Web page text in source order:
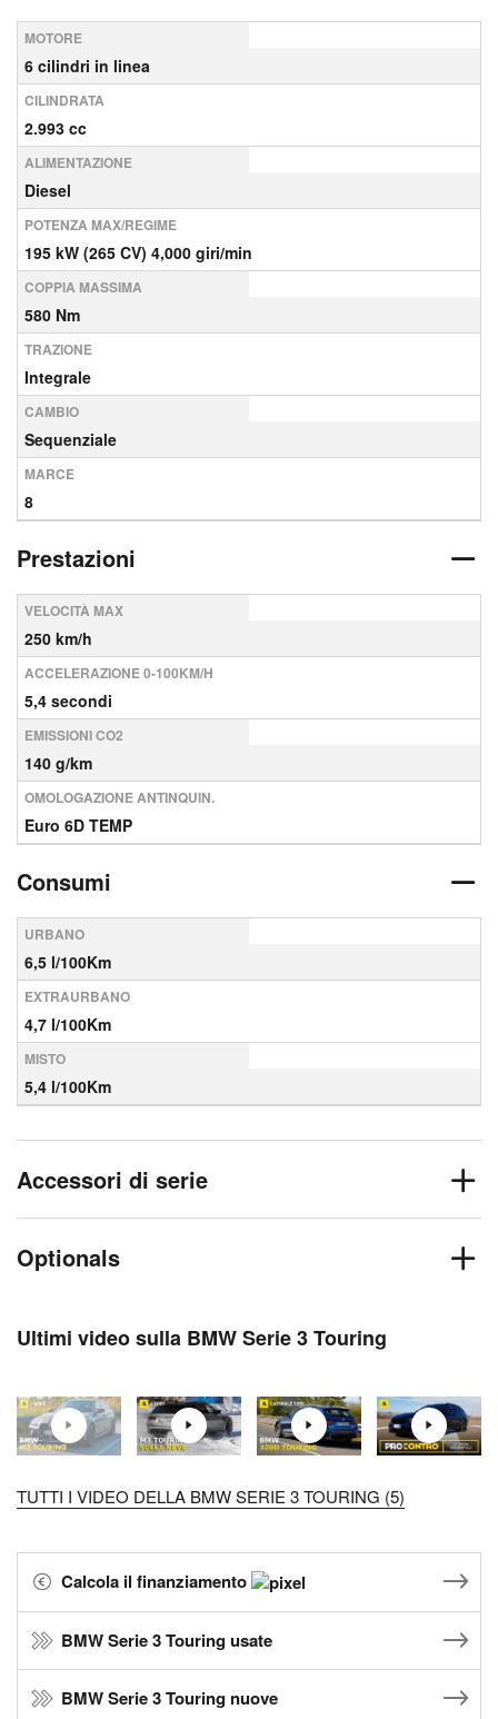
MOTORE
6 cilindri in linea
CILINDRATA
2.993 cc
ALIMENTAZIONE
Diesel
POTENZA MAX/REGIME
195 kW (265 CV) 4,000 giri/min
COPPIA MASSIMA
580 Nm
TRAZIONE
Integrale
CAMBIO
Sequenziale
MARCE
8
Prestazioni
VELOCITÀ MAX
250 km/h
ACCELERAZIONE 0-100KM/H
5,4 secondi
EMISSIONI CO2
140 g/km
OMOLOGAZIONE ANTINQUIN.
Euro 6D TEMP
Consumi
URBANO
6,5 l/100Km
EXTRAURBANO
4,7 l/100Km
MISTO
5,4 l/100Km
Accessori di serie
Optionals
Ultimi video sulla BMW Serie 3 Touring
TUTTI I VIDEO DELLA BMW SERIE 3 TOURING (5)
Calcola il finanziamento
BMW Serie 3 Touring usate
BMW Serie 3 Touring nuove